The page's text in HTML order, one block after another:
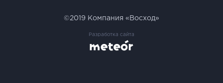
©2019 Компания «Восход»
Разработка сайта